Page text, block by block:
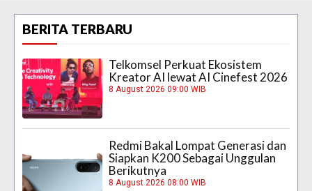
BERITA TERBARU
Telkomsel Perkuat Ekosistem
Kreator AI lewat AI Cinefest 2026
8 August 2026 09:00 WIB
Redmi Bakal Lompat Generasi dan
Siapkan K200 Sebagai Unggulan
Berikutnya
8 August 2026 08:00 WIB